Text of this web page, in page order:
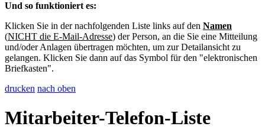
Und so funktioniert es:
Klicken Sie in der nachfolgenden Liste links auf den Namen
(NICHT die E-Mail-Adresse) der Person, an die Sie eine Mitteilung
und/oder Anlagen übertragen möchten, um zur Detailansicht zu
gelangen. Klicken Sie dann auf das Symbol für den "elektronischen
Briefkasten".
drucken nach oben
Mitarbeiter-Telefon-Liste